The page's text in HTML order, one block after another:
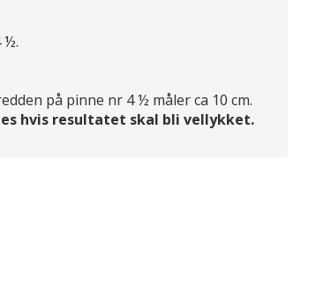
½.
på pinne nr 4 ½ måler ca 10 cm.
hvis resultatet skal bli vellykket.